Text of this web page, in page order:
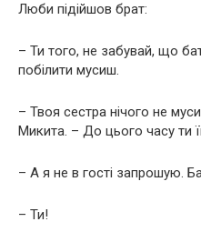
Люби підійшов брат:
– Ти того, не забувай, що
побілити мусиш.
– Твоя сестра нічого не
Микита. – До цього часу ти
– А я не в гості запрошую.
– Ти!